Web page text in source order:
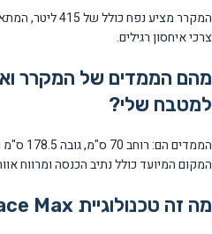
צרכי איחסון רגילים.
מהם הממדים של המקרר
למטבח שלי?
המקום המיועד כולל נתיב הכנסה ומרווח
מה זה טכנולוגיית Space Max ומה היתרון שלה?